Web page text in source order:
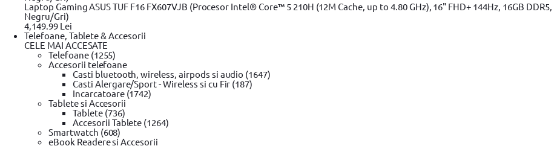
Laptop Gaming ASUS TUF F16 FX607VJB (Procesor Intel® Core™ 5 210H (12M Cache, up to 4.80 GHz), 16" FHD+ 144Hz, 16GB DDR5,
Negru/Gri)
4,149.99 Lei
Telefoane, Tablete & Accesorii
CELE MAI ACCESATE
Telefoane (1255)
Accesorii telefoane
Casti bluetooth, wireless, airpods si audio (1647)
Casti Alergare/Sport - Wireless si cu Fir (187)
Incarcatoare (1742)
Tablete si Accesorii
Tablete (736)
Accesorii Tablete (1264)
Smartwatch (608)
eBook Readere si Accesorii